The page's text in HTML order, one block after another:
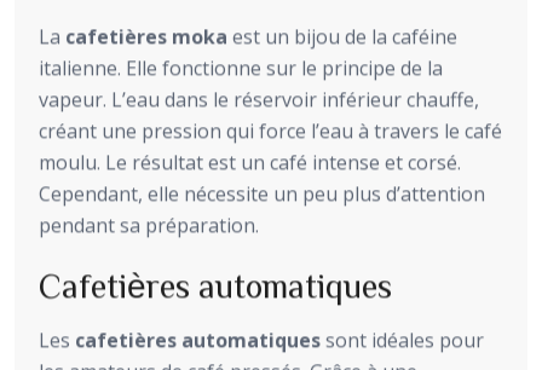
La cafetières moka est un bijou de la caféine
italienne. Elle fonctionne sur le principe de la
vapeur. L’eau dans le réservoir inférieur chauffe,
créant une pression qui force l’eau à travers le café
moulu. Le résultat est un café intense et corsé.
Cependant, elle nécessite un peu plus d’attention
pendant sa préparation.
Cafetières automatiques
Les cafetières automatiquessont idéales pour